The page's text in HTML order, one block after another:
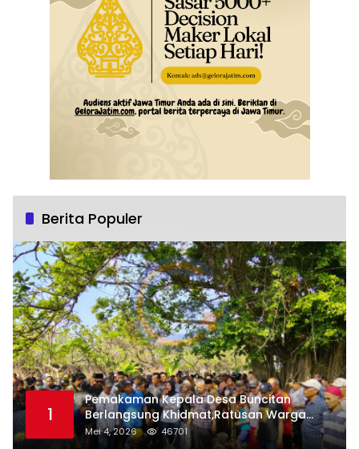
Berita Populer
1
Pemakaman Kepala Desa Buncitan
Berlangsung Khidmat,Ratusan Warga
Larut Dalam Duka Yang Mendalam
Mei 4, 2026 46701